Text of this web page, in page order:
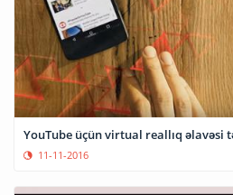
YouTube üçün virtual reallıq əlavəsi
11-11-2016